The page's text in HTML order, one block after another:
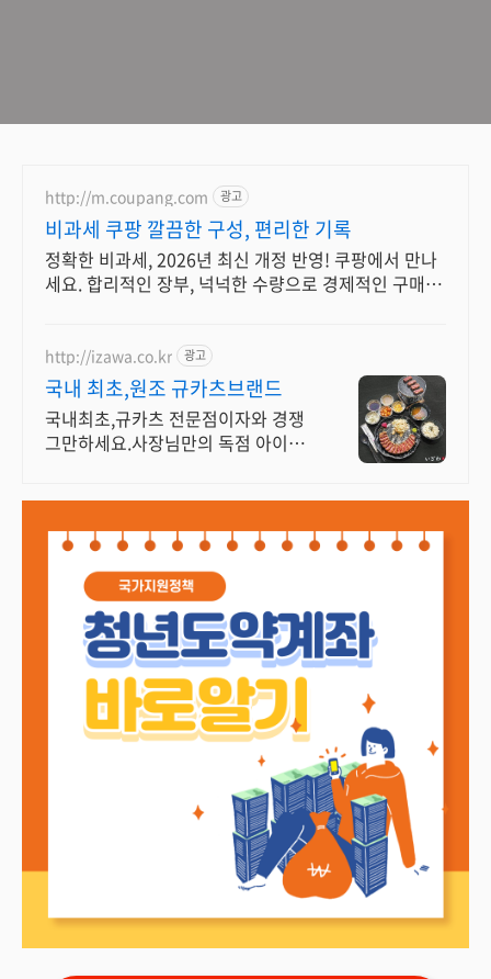
http://m.coupang.com 광고
비과세 쿠팡 깔끔한 구성, 편리한 기록
정확한 비과세, 2026년 최신 개정 반영! 쿠팡에서 만나
세요. 합리적인 장부, 넉넉한 수량으로 경제적인 구매!
http://izawa.co.kr 광고
국내 최초,원조 규카츠브랜드
국내최초,규카츠 전문점이자와 경쟁
그만하세요.사장님만의 독점 아이템